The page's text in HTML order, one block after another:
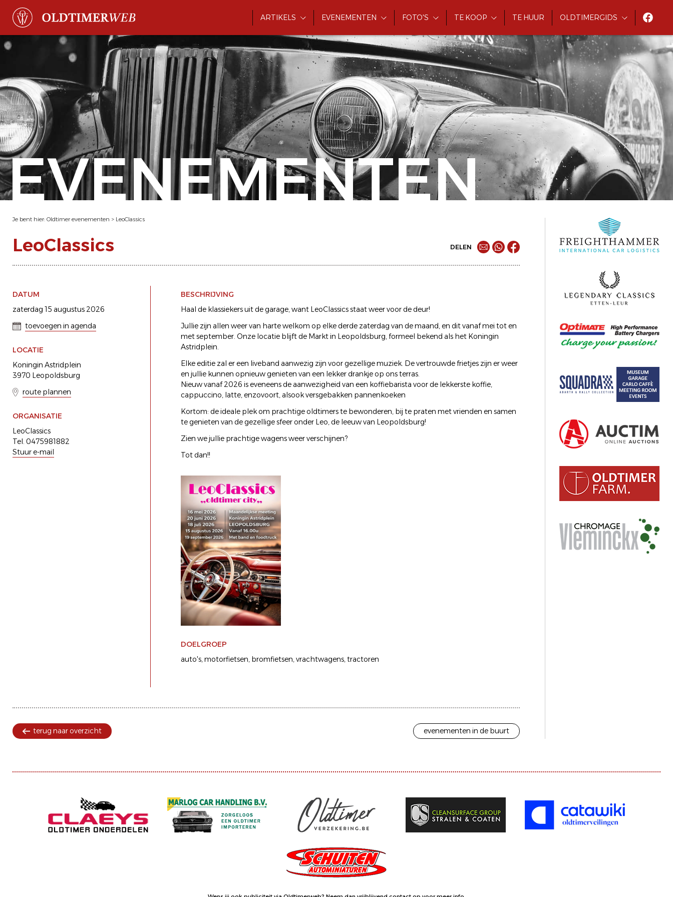
ARTIKELS EVENEMENTEN FOTO'S TE KOOP TE HUUR OLDTIMERGIDS
EVENEMENTEN
Je bent hier: Oldtimer evenementen > LeoClassics
LeoClassics DELEN
DATUM
zaterdag 15 augustus 2026
toevoegen in agenda
LOCATIE
Koningin Astridplein
3970 Leopoldsburg
route plannen
ORGANISATIE
LeoClassics
Tel. 0475981882
Stuur e-mail
BESCHRIJVING
Haal de klassiekers uit de garage, want LeoClassics staat weer voor de deur!
Jullie zijn allen weer van harte welkom op elke derde zaterdag van de maand, en dit vanaf mei tot en
met september. Onze locatie blijft de Markt in Leopoldsburg, formeel bekend als het Koningin
Astridplein.
Elke editie zal er een liveband aanwezig zijn voor gezellige muziek. De vertrouwde frietjes zijn er weer
en jullie kunnen opnieuw genieten van een lekker drankje op ons terras.
Nieuw vanaf 2026 is eveneens de aanwezigheid van een koffiebarista voor de lekkerste koffie,
cappuccino, latte, enzovoort, alsook versgebakken pannenkoeken
Kortom: de ideale plek om prachtige oldtimers te bewonderen, bij te praten met vrienden en samen
te genieten van de gezellige sfeer onder Leo, de leeuw van Leopoldsburg!
Zien we jullie prachtige wagens weer verschijnen?
Tot dan!!
DOELGROEP
auto's motorfietsen bromfietsen vrachtwagens tractoren
terug naar overzicht evenementen in de buurt